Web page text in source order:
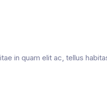
in quam elit ac, tellus